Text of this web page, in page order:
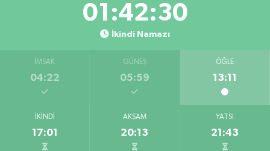
01:42:29
İkindi Namazı
İMSAK
04:22
GÜNEŞ
05:59
ÖĞLE
13:11
İKINDI
17:01
AKŞAM
20:13
YATSI
21:43